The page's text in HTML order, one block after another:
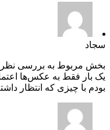
سجاد
بخش مربوط به بررسی
یک بار فقط به عکس‌ها
بودم با چیزی که انتظار